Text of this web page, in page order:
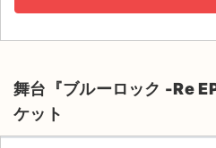
演劇・ミュージカル
ご利用ガイド
手数料・お支払い方法
舞台『ブルーロック -Re
ケット